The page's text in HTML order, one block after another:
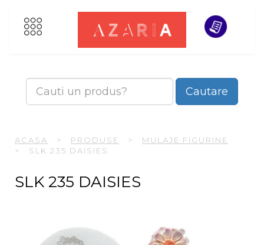
Cautare
ACASA > PRODUSE >
MULAJE FIGURINE
>
SLK 235 DAISIES
SLK 235 DAISIES